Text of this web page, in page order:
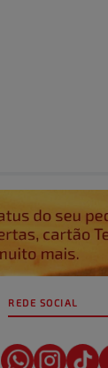
REDE SOCIAL